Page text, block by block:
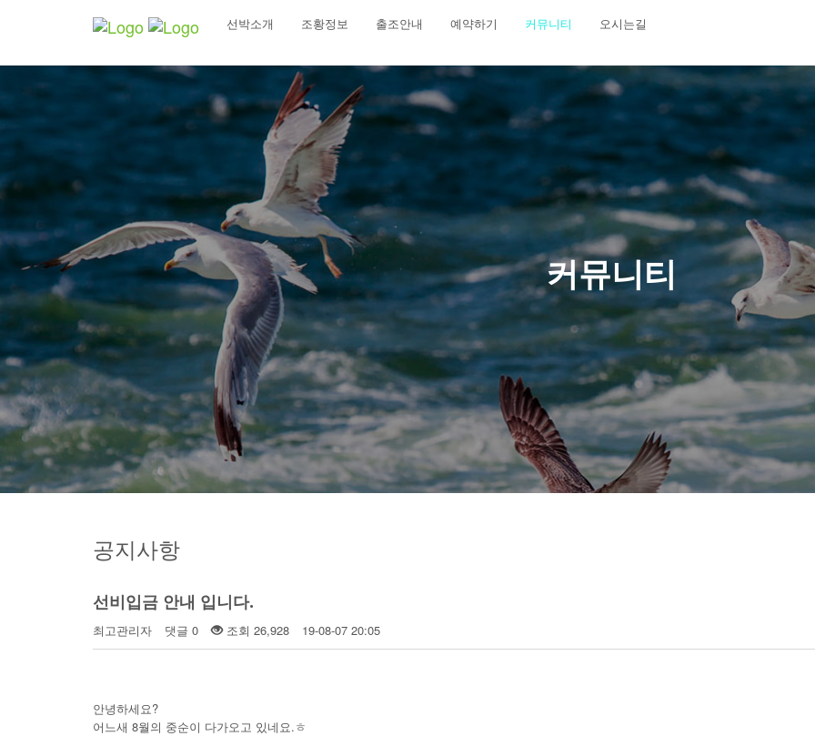
선박소개 조황정보 출조안내 예약하기 커뮤니티 오시는길
커뮤니티
공지사항
선비입금 안내 입니다.
최고관리자 댓글 0 조회 26,928 19-08-07 20:05
안녕하세요?
어느새 8월의 중순이 다가오고 있네요.ㅎ